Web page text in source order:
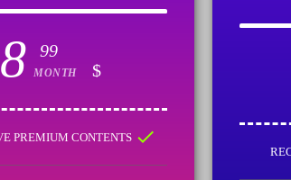
$
8 99
MONTH
check